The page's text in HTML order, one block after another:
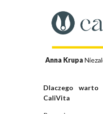
Anna Krupa
Dlaczego warto
CaliVita